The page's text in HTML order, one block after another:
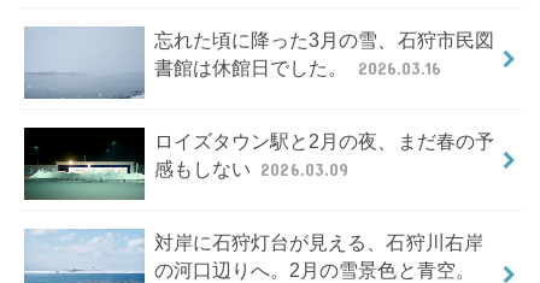
忘れた頃に降った3月の雪、石狩市民図
書館は休館日でした。
2026.03.16
ロイズタウン駅と2月の夜、まだ春の予
感もしない 2026.03.09
対岸に石狩灯台が見える、石狩川右岸
の河口辺りへ。2月の雪景色と青空。